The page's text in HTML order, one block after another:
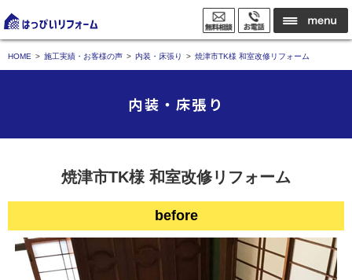
HOME 施工実績・お客様の声 内装・床張り 焼津市TK様 和室改修リフォーム
内装・床張り
焼津市TK様 和室改修リフォーム
before